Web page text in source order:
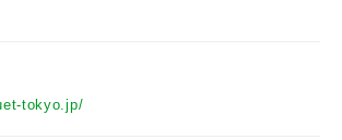
tokyo.jp/